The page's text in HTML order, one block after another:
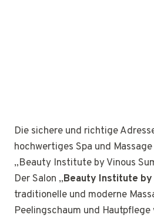
Die sichere und richtige
hochwertiges Spa und Massage
„Beauty Institute by Vinous
Der Salon „Beauty Institute by
traditionelle und moderne
Peelingschaum und Hautpflege